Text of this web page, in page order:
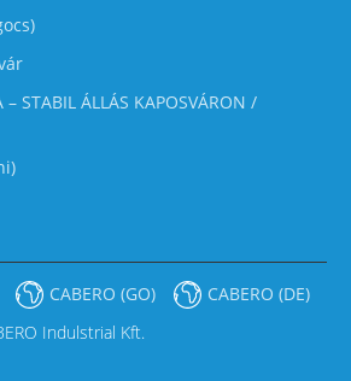
STABIL ÁLLÁS KAPOSVÁRON /
CABERO (GO)
CABERO (DE)
Indulstrial Kft.